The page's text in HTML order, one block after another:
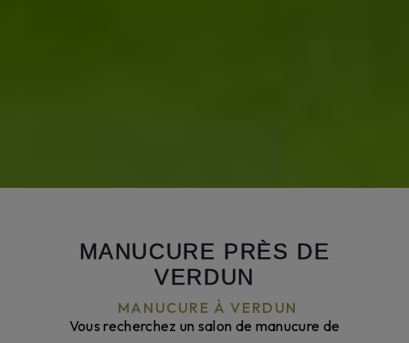
MANUCURE PRÈS DE
VERDUN
MANUCURE À VERDUN
Vous recherchez un salon de manucure de